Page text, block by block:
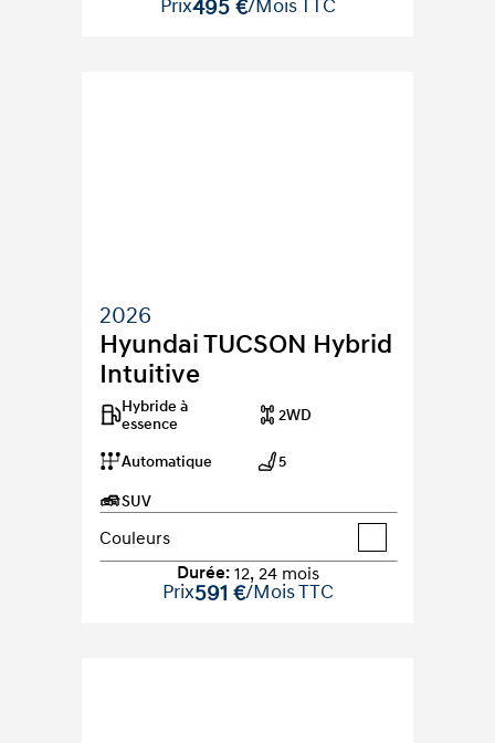
Prix495 €/Mois TTC
2026
Hyundai TUCSON Hybrid
Intuitive
Hybride à
essence
2WD
Automatique 5
SUV
Couleurs
Durée: 12, 24 mois
Prix591 €/Mois TTC